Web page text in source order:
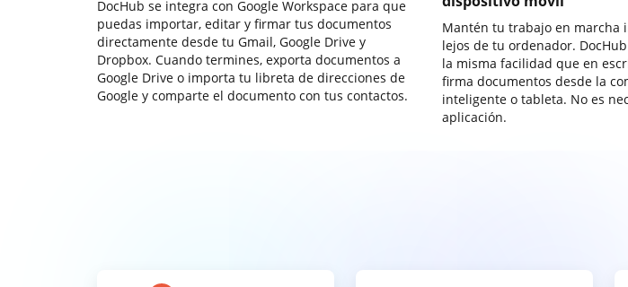
DocHub se integra con Google Workspace para que
puedas importar, editar y firmar tus documentos
directamente desde tu Gmail, Google Drive y
Dropbox. Cuando termines, exporta documentos a
Google Drive o importa tu libreta de direcciones de
Google y comparte el documento con tus contactos.
Mantén tu trabajo en marcha
lejos de tu ordenador.
la misma facilidad que en
firma documentos desde la
inteligente o tableta. No es
aplicación.